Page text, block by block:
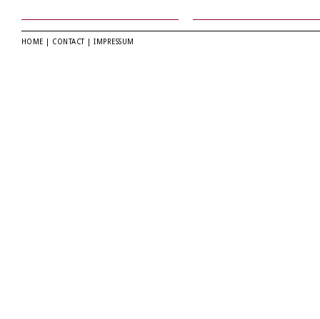
HOME CONTACT |IMPRESSUM